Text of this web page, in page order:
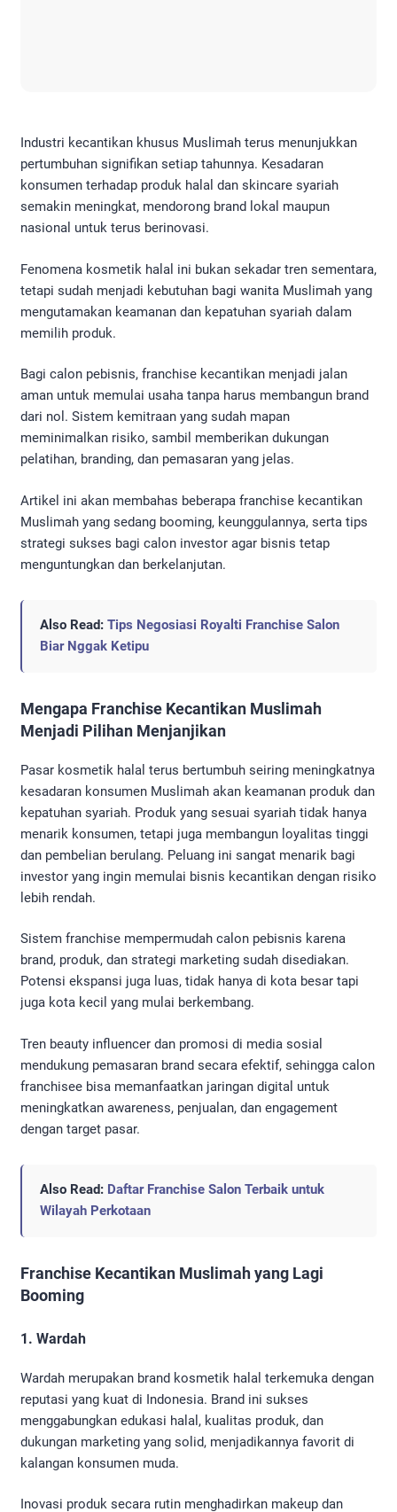
Industri kecantikan khusus Muslimah terus menunjukkan
pertumbuhan signifikan setiap tahunnya. Kesadaran
konsumen terhadap produk halal dan skincare syariah
semakin meningkat, mendorong brand lokal maupun
nasional untuk terus berinovasi.
Fenomena kosmetik halal ini bukan sekadar tren sementara,
tetapi sudah menjadi kebutuhan bagi wanita Muslimah yang
mengutamakan keamanan dan kepatuhan syariah dalam
memilih produk.
Bagi calon pebisnis, franchise kecantikan menjadi jalan
aman untuk memulai usaha tanpa harus membangun brand
dari nol. Sistem kemitraan yang sudah mapan
meminimalkan risiko, sambil memberikan dukungan
pelatihan, branding, dan pemasaran yang jelas.
Artikel ini akan membahas beberapa franchise kecantikan
Muslimah yang sedang booming, keunggulannya, serta tips
strategi sukses bagi calon investor agar bisnis tetap
menguntungkan dan berkelanjutan.
Also Read: Tips Negosiasi Royalti Franchise Salon
Biar Nggak Ketipu
Mengapa Franchise Kecantikan Muslimah
Menjadi Pilihan Menjanjikan
Pasar kosmetik halal terus bertumbuh seiring meningkatnya
kesadaran konsumen Muslimah akan keamanan produk dan
kepatuhan syariah. Produk yang sesuai syariah tidak hanya
menarik konsumen, tetapi juga membangun loyalitas tinggi
dan pembelian berulang. Peluang ini sangat menarik bagi
investor yang ingin memulai bisnis kecantikan dengan risiko
lebih rendah.
Sistem franchise mempermudah calon pebisnis karena
brand, produk, dan strategi marketing sudah disediakan.
Potensi ekspansi juga luas, tidak hanya di kota besar tapi
juga kota kecil yang mulai berkembang.
Tren beauty influencer dan promosi di media sosial
mendukung pemasaran brand secara efektif, sehingga calon
franchisee bisa memanfaatkan jaringan digital untuk
meningkatkan awareness, penjualan, dan engagement
dengan target pasar.
Also Read: Daftar Franchise Salon Terbaik untuk
Wilayah Perkotaan
Franchise Kecantikan Muslimah yang Lagi
Booming
1. Wardah
Wardah merupakan brand kosmetik halal terkemuka dengan
reputasi yang kuat di Indonesia. Brand ini sukses
menggabungkan edukasi halal, kualitas produk, dan
dukungan marketing yang solid, menjadikannya favorit di
kalangan konsumen muda.
Inovasi produk secara rutin menghadirkan makeup dan